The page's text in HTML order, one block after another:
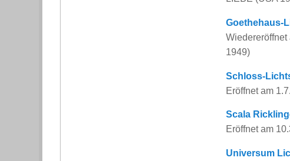
Goethehaus-
1949)
Schloss-
Eröffnet am
Scala
Eröffnet am
Universum